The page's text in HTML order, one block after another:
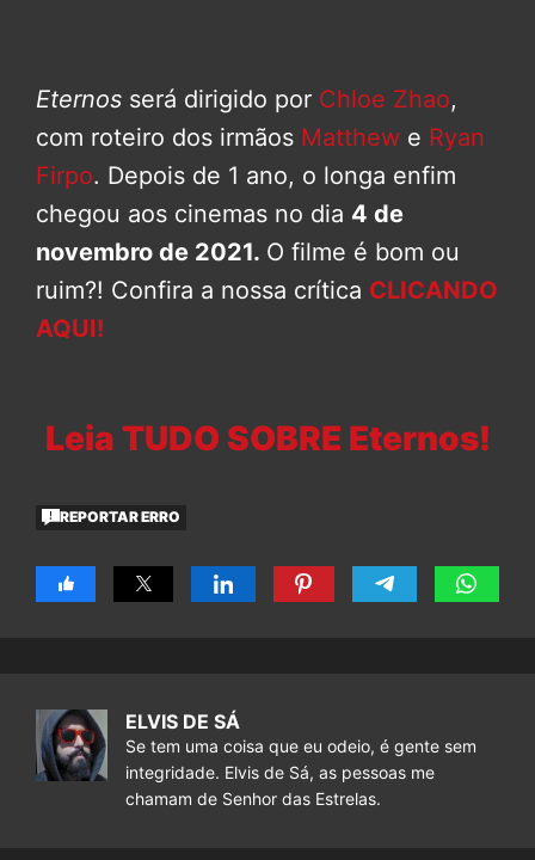
Eternos será dirigido por Chloe Zhao,
com roteiro dos irmãos Matthew e Ryan
Firpo. Depois de 1 ano, o longa enfim
chegou aos cinemas no dia 4 de
novembro de 2021. O filme é bom ou
ruim?! Confira a nossa crítica CLICANDO
AQUI!
Leia TUDO SOBRE Eternos!
REPORTAR ERRO
ELVIS DE SÁ
Se tem uma coisa que eu odeio, é gente sem
integridade. Elvis de Sá, as pessoas me
chamam de Senhor das Estrelas.